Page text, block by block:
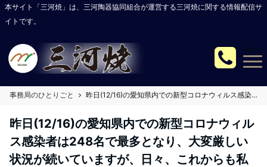
本サイト「三河焼」は、三河陶器協同組合が運営する三河焼に関する情報配信サ
イトです。
Menu
事務局のひとりごと 昨日(12/16)の愛知県内での新型コロナウィルス感染者は248名で最多となり、大変厳しい状況が続いていますが、日々、これからも私たちは人との距離をとり、マスク着用・手指の洗浄に努めたいと思います。
昨日(12/16)の愛知県内での新型コロナウィル
ス感染者は248名で最多となり、大変厳しい
状況が続いていますが、日々、これからも私